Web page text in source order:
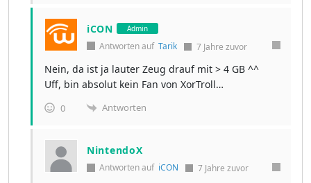
iCON Admin
Antworten auf Tarik 7 Jahre zuvor
Nein, da ist ja lauter Zeug drauf mit > 4 GB ^^
Uff, bin absolut kein Fan von XorTroll…
0 Antworten
NintendoX
Antworten auf iCON 7 Jahre zuvor